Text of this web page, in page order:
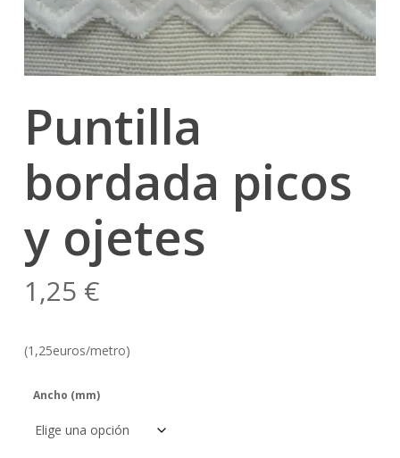
Puntilla
bordada picos
y ojetes
1,25 €
(1,25euros/metro)
Ancho (mm)